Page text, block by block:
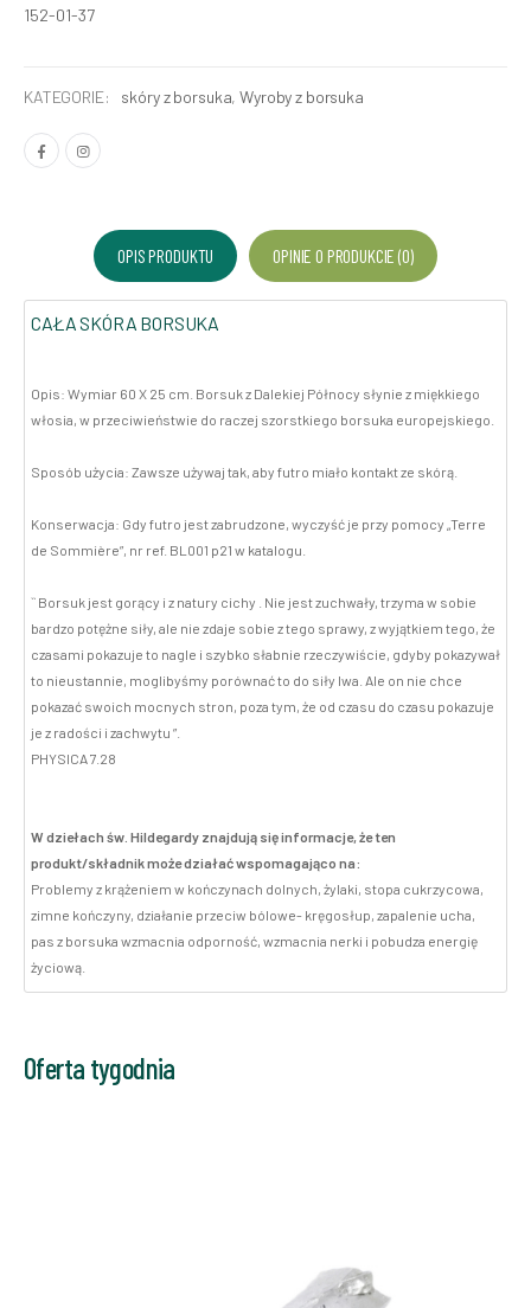
152-01-37
KATEGORIE: skóry z borsuka,Wyroby z borsuka
OPIS PRODUKTU OPINIE O PRODUKCIE (0)
CAŁA SKÓRA BORSUKA
Opis: Wymiar 60 X 25 cm. Borsuk z Dalekiej Północy słynie z miękkiego
włosia, w przeciwieństwie do raczej szorstkiego borsuka europejskiego.
Sposób użycia: Zawsze używaj tak, aby futro miało kontakt ze skórą.
Konserwacja: Gdy futro jest zabrudzone, wyczyść je przy pomocy „Terre
de Sommière”, nr ref. BL001 p21 w katalogu.
`` Borsuk jest gorący i z natury cichy . Nie jest zuchwały, trzyma w sobie
bardzo potężne siły, ale nie zdaje sobie z tego sprawy, z wyjątkiem tego, że
czasami pokazuje to nagle i szybko słabnie rzeczywiście, gdyby pokazywał
to nieustannie, moglibyśmy porównać to do siły lwa. Ale on nie chce
pokazać swoich mocnych stron, poza tym, że od czasu do czasu pokazuje
je z radości i zachwytu ”.
PHYSICA 7.28
W dziełach św. Hildegardy znajdują się informacje, że ten
produkt/składnik może działać wspomagająco na:
Problemy z krążeniem w kończynach dolnych, żylaki, stopa cukrzycowa,
zimne kończyny, działanie przeciw bólowe- kręgosłup, zapalenie ucha,
pas z borsuka wzmacnia odporność, wzmacnia nerki i pobudza energię
życiową.
Oferta tygodnia